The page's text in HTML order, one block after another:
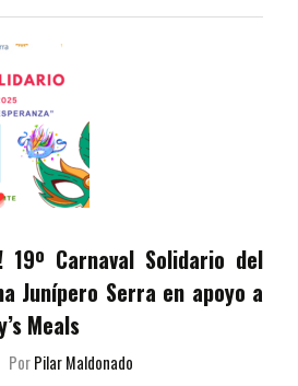
19º Carnaval Solidario del
Junípero Serra en apoyo a
Meals
PorPilar Maldonado